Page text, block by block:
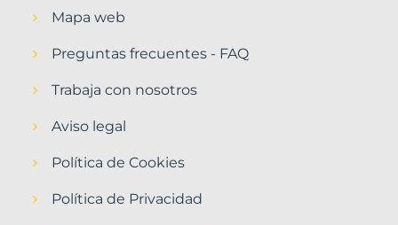
Mapa web
Preguntas frecuentes - FAQ
Trabaja con nosotros
Aviso legal
Política de Cookies
Política de Privacidad